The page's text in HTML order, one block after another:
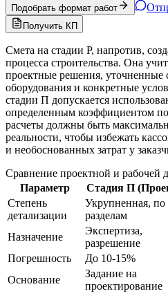
Подобрать формат работ
Получить КП
Смета на стадии Р, напротив,
процесса строительства. Она
проектные решения, уточненные
оборудования и конкретные
стадии П допускается
определенным коэффициентом
расчеты должны быть
реальности, чтобы избежать
и необоснованных затрат у
Сравнение проектной и рабочей
Параметр
Стадия П
Степень
детализации
Укрупненная, по
разделам
Назначение
Экспертиза,
разрешение
Погрешность
До 10-15%
Основание
Задание на
проектирование